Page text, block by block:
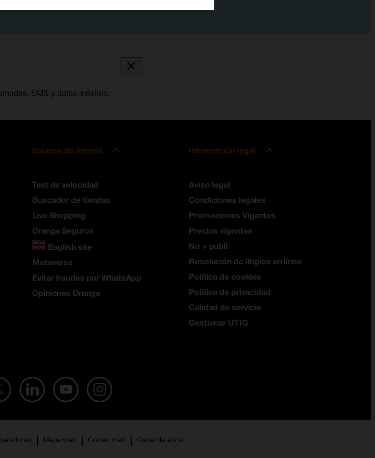
SMS y datos móviles.
Enlaces de interés
Test de velocidad
Buscador de tiendas
Live Shopping
Orange Seguros
English site
Metaverso
Evitar fraudes por WhatsApp
Opiniones Orange
Información legal
Aviso legal
Condiciones legales
Promociones Vigentes
Precios vigentes
No + publi
Resolución de litigios en línea
Política de cookies
Política de privacidad
Calidad de servicio
Gestionar UTIQ
Mapa web Correo web Canal de ética